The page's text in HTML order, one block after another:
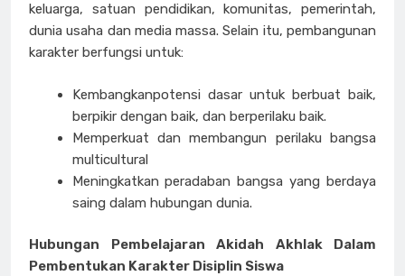
keluarga, satuan pendidikan, komunitas, pemerintah,
dunia usaha dan media massa. Selain itu, pembangunan
karakter berfungsi untuk:
Kembangkanpotensi dasar untuk berbuat baik,
berpikir dengan baik, dan berperilaku baik.
Memperkuat dan membangun perilaku bangsa
multicultural
Meningkatkan peradaban bangsa yang berdaya
saing dalam hubungan dunia.
Hubungan Pembelajaran Akidah Akhlak Dalam
Pembentukan Karakter Disiplin Siswa